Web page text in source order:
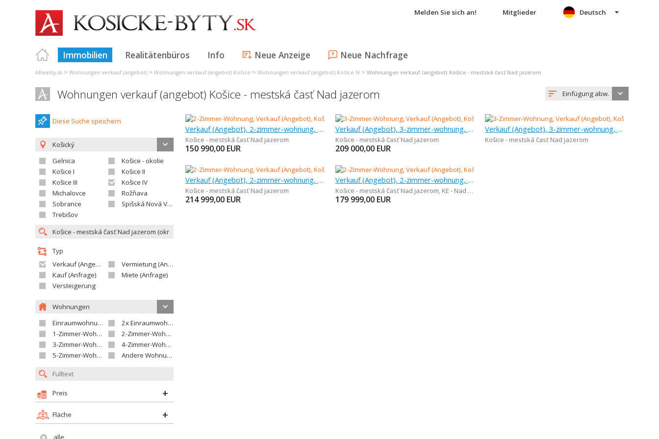
Melden Sie sich an! Mitglieder
Immobilien Realitätenbüros Info Neue Anzeige Neue Nachfrage
Deutsch
AReality.sk > Wohnungen verkauf (angebot) > Wohnungen verkauf (angebot) Košice > Wohnungen verkauf (angebot) Košice IV > Wohnungen verkauf (angebot) Košice - mestská časť Nad jazerom
Wohnungen verkauf (angebot) Košice - mestská časť Nad jazerom Einfügung abw.
Diese Suche speichern
Košický
Gelnica
Košice - okolie
Košice I
Košice II
Košice III
Košice IV
Michalovce
Rožňava
Sobrance
Spišská Nová Ves
Trebišov
Typ
Verkauf (Angebot)
Vermietung (Angebot)
Kauf (Anfrage)
Miete (Anfrage)
Versteigerung
Wohnungen
Einraumwohnung
2x Einraumwohnung
1-Zimmer-Wohnung
2-Zimmer-Wohnung
3-Zimmer-Wohnung
4-Zimmer-Wohnung
5-Zimmer-Wohnung und größer
Andere Wohnung
Preis
Fläche
alle
Verkauf (Angebot), 2-zimmer-wohnung, 45 m
Košice - mestská časť Nad jazerom
150 990,00 EUR
Verkauf (Angebot), 3-zimmer-wohnung, 65 m
Košice - mestská časť Nad jazerom
209 000,00 EUR
Verkauf (Angebot), 3-zimmer-wohnung, 52 m
Košice - mestská časť Nad jazerom
Verkauf (Angebot), 2-zimmer-wohnung, 49 m
Košice - mestská časť Nad jazerom
214 999,00 EUR
Verkauf (Angebot), 2-zimmer-wohnung, 49 m
Košice - mestská časť Nad jazerom, KE - Nad Jazerom
179 999,00 EUR